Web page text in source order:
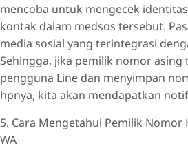
mencoba untuk mengecek
kontak dalam medsos tersebut.
media sosial yang terintegrasi
Sehingga, jika pemilik nomor
pengguna Line dan menyimpan
hpnya, kita akan mendapatkan
5. Cara Mengetahui Pemilik Nomor
WA